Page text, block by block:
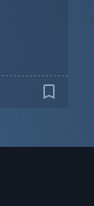
bookmark_border